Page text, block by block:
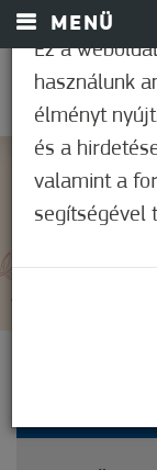
MENÜ
Nem
ŐSZI
Ez a
használunk
élményt
és a
valamint a
segítségével